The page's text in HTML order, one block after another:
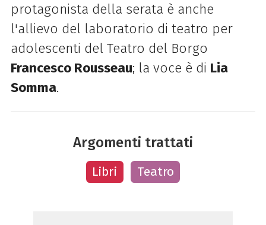
protagonista della serata è anche
l'allievo del laboratorio di teatro per
adolescenti del Teatro del Borgo
Francesco Rousseau; la voce è di Lia
Somma.
Argomenti trattati
Libri Teatro